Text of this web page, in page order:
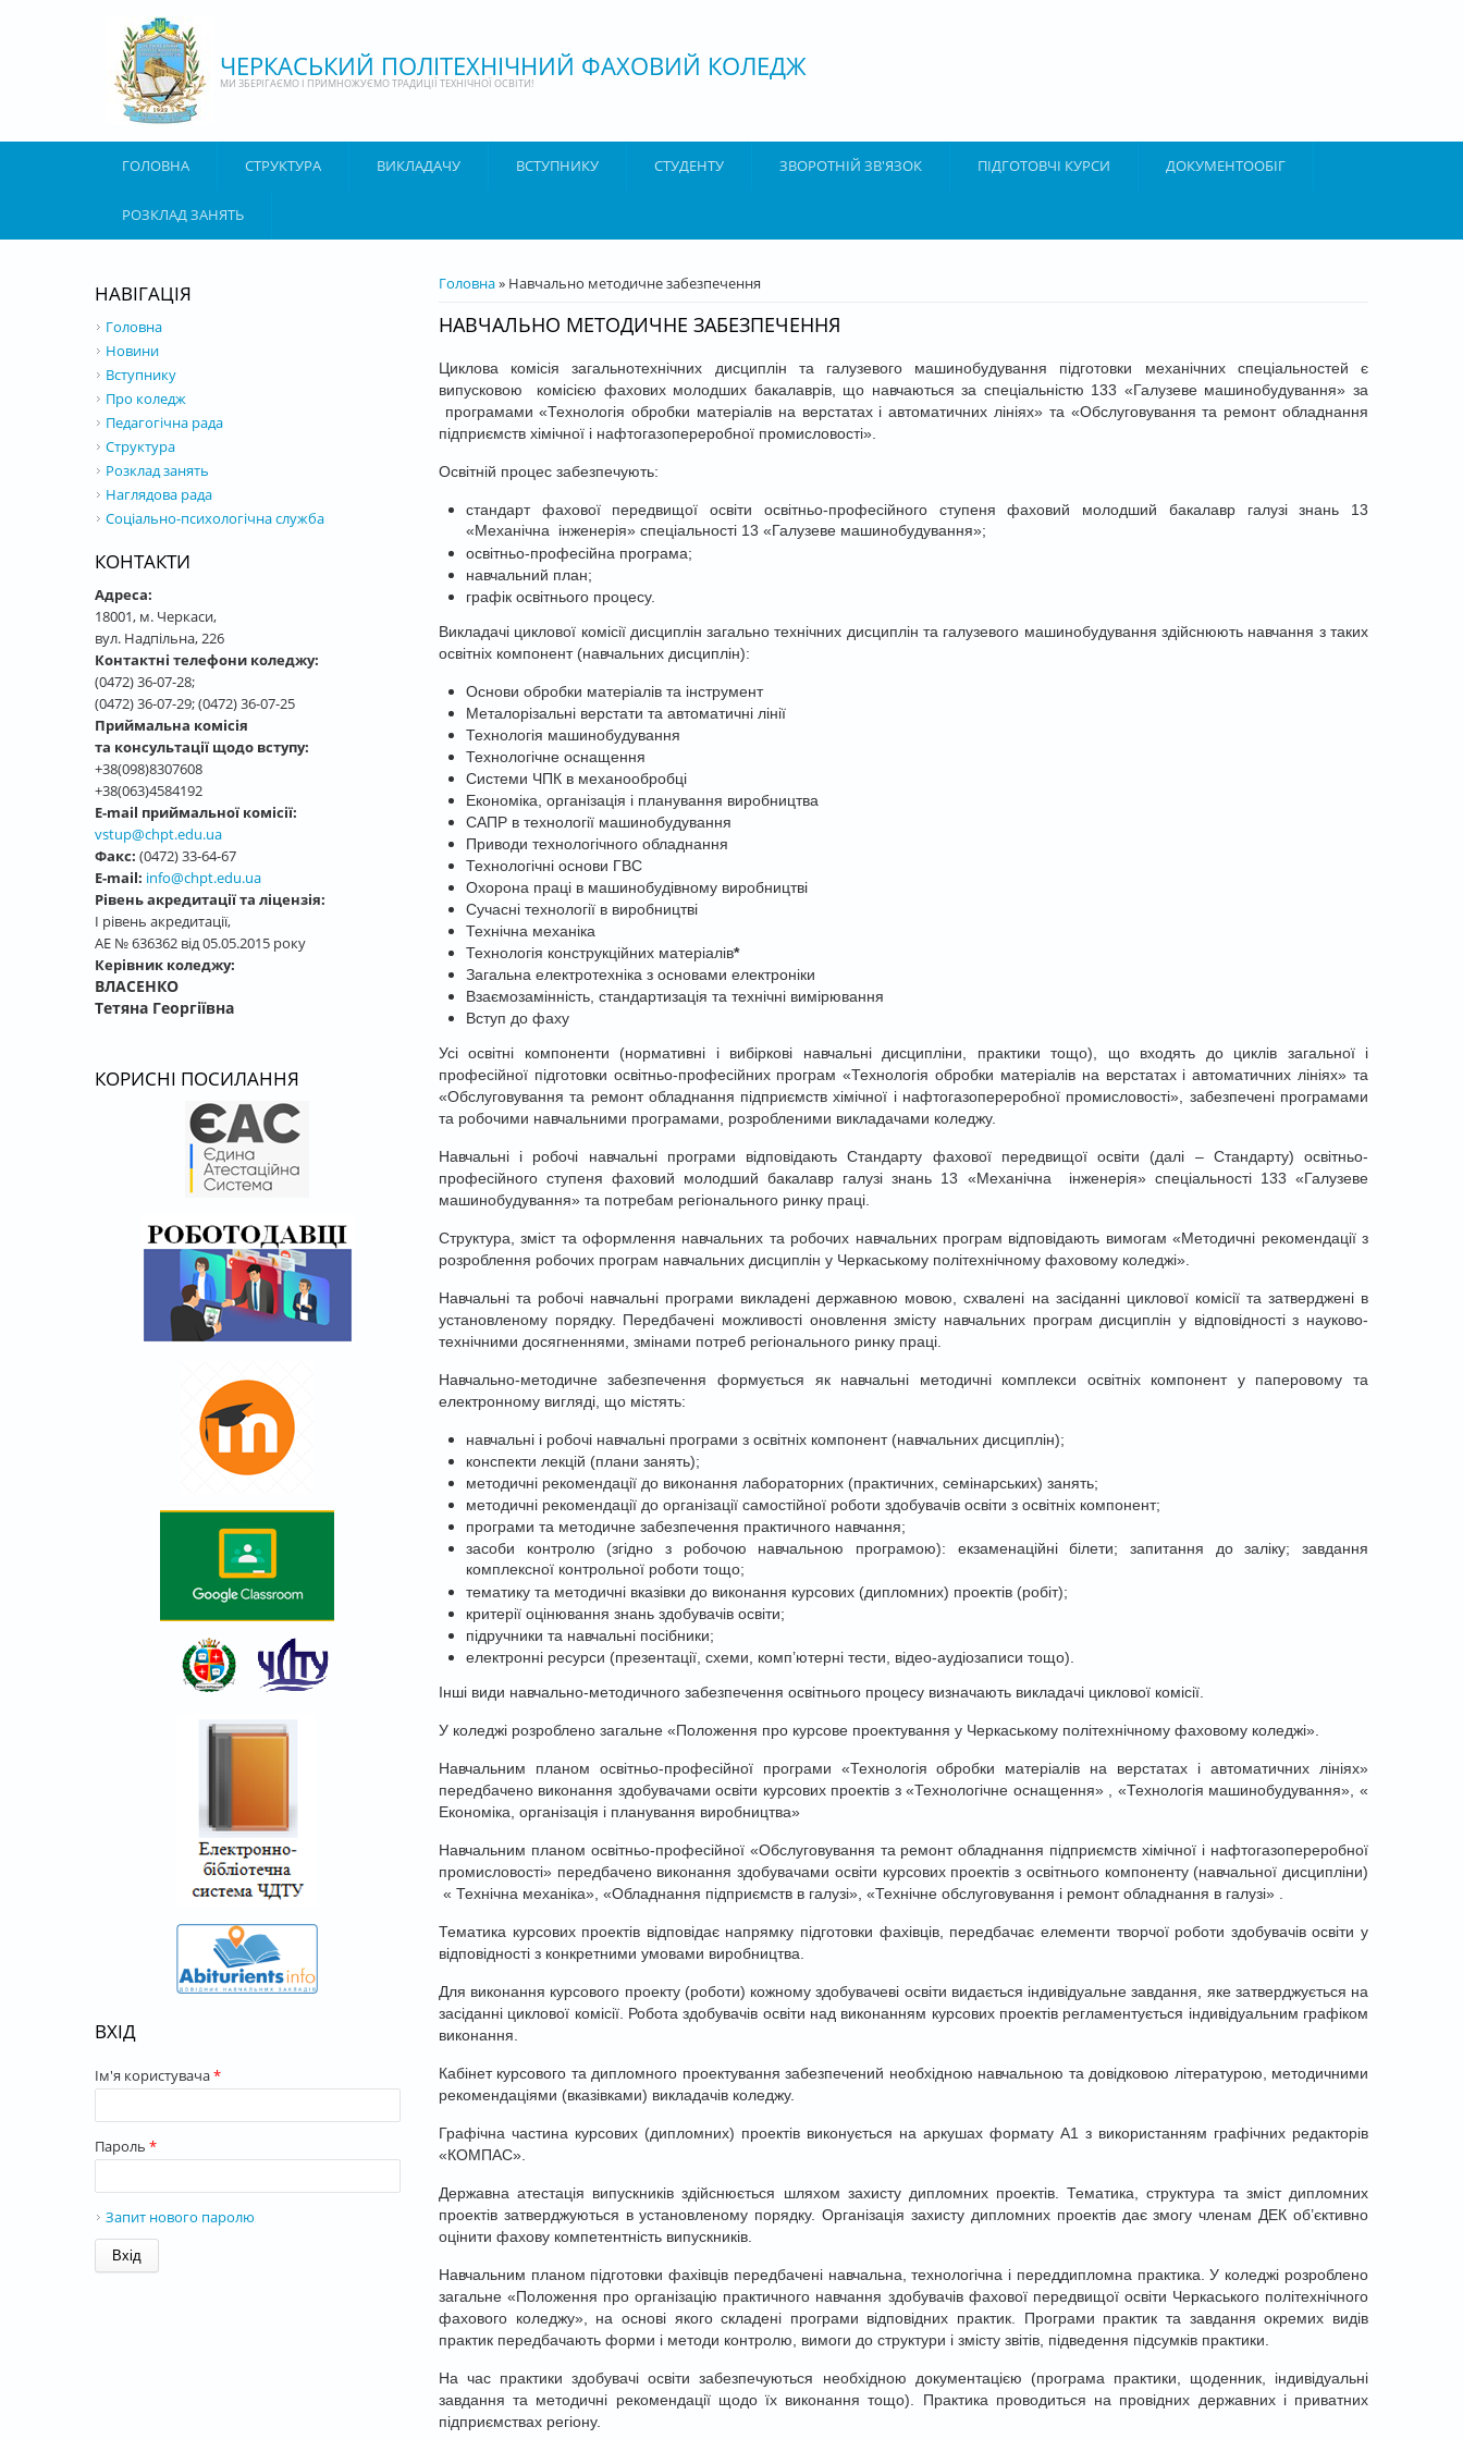
ЧЕРКАСЬКИЙ ПОЛІТЕХНІЧНИЙ ФАХОВИЙ КОЛЕДЖ
МИ ЗБЕРІГАЄМО І ПРИМНОЖУЄМО ТРАДИЦІЇ ТЕХНІЧНОЇ ОСВІТИ!
ГОЛОВНА СТРУКТУРА ВИКЛАДАЧУ ВСТУПНИКУ СТУДЕНТУ ЗВОРОТНІЙ ЗВ'ЯЗОК ПІДГОТОВЧІ КУРСИ ДОКУМЕНТООБІГ
РОЗКЛАД ЗАНЯТЬ
ВИ Є ТУТ
Головна» Навчально методичне забезпечення
НАВЧАЛЬНО МЕТОДИЧНЕ ЗАБЕЗПЕЧЕННЯ
Циклова комісія загальнотехнічних дисциплін та галузевого машинобудування підготовки механічних спеціальностей є
випусковою комісією фахових молодших бакалаврів, що навчаються за спеціальністю 133 «Галузеве машинобудування» за
програмами «Технологія обробки матеріалів на верстатах і автоматичних лініях» та «Обслуговування та ремонт обладнання
підприємств хімічної і нафтогазопереробної промисловості».
Освітній процес забезпечують:
стандарт фахової передвищої освіти освітньо-професійного ступеня фаховий молодший бакалавр галузі знань 13
«Механічна інженерія» спеціальності 13 «Галузеве машинобудування»;
освітньо-професійна програма;
навчальний план;
графік освітнього процесу.
Викладачі циклової комісії дисциплін загально технічних дисциплін та галузевого машинобудування здійснюють навчання з таких
освітніх компонент (навчальних дисциплін):
Основи обробки матеріалів та інструмент
Металорізальні верстати та автоматичні лінії
Технологія машинобудування
Технологічне оснащення
Системи ЧПК в механообробці
Економіка, організація і планування виробництва
САПР в технології машинобудування
Приводи технологічного обладнання
Технологічні основи ГВС
Охорона праці в машинобудівному виробництві
Сучасні технології в виробництві
Технічна механіка
Технологія конструкційних матеріалів*
Загальна електротехніка з основами електроніки
Взаємозамінність, стандартизація та технічні вимірювання
Вступ до фаху
Усі освітні компоненти (нормативні і вибіркові навчальні дисципліни, практики тощо), що входять до циклів загальної і
професійної підготовки освітньо-професійних програм «Технологія обробки матеріалів на верстатах і автоматичних лініях» та
«Обслуговування та ремонт обладнання підприємств хімічної і нафтогазопереробної промисловості», забезпечені програмами
та робочими навчальними програмами, розробленими викладачами коледжу.
Навчальні і робочі навчальні програми відповідають Стандарту фахової передвищої освіти (далі – Стандарту) освітньо-
професійного ступеня фаховий молодший бакалавр галузі знань 13 «Механічна інженерія» спеціальності 133 «Галузеве
машинобудування» та потребам регіонального ринку праці.
Структура, зміст та оформлення навчальних та робочих навчальних програм відповідають вимогам «Методичні рекомендації з
розроблення робочих програм навчальних дисциплін у Черкаському політехнічному фаховому коледжі».
Навчальні та робочі навчальні програми викладені державною мовою, схвалені на засіданні циклової комісії та затверджені в
установленому порядку. Передбачені можливості оновлення змісту навчальних програм дисциплін у відповідності з науково-
технічними досягненнями, змінами потреб регіонального ринку праці.
Навчально-методичне забезпечення формується як навчальні методичні комплекси освітніх компонент у паперовому та
електронному вигляді, що містять:
навчальні і робочі навчальні програми з освітніх компонент (навчальних дисциплін);
конспекти лекцій (плани занять);
методичні рекомендації до виконання лабораторних (практичних, семінарських) занять;
методичні рекомендації до організації самостійної роботи здобувачів освіти з освітніх компонент;
програми та методичне забезпечення практичного навчання;
засоби контролю (згідно з робочою навчальною програмою): екзаменаційні білети; запитання до заліку; завдання
комплексної контрольної роботи тощо;
тематику та методичні вказівки до виконання курсових (дипломних) проектів (робіт);
критерії оцінювання знань здобувачів освіти;
підручники та навчальні посібники;
електронні ресурси (презентації, схеми, комп’ютерні тести, відео-аудіозаписи тощо).
Інші види навчально-методичного забезпечення освітнього процесу визначають викладачі циклової комісії.
У коледжі розроблено загальне «Положення про курсове проектування у Черкаському політехнічному фаховому коледжі».
Навчальним планом освітньо-професійної програми «Технологія обробки матеріалів на верстатах і автоматичних лініях»
передбачено виконання здобувачами освіти курсових проектів з «Технологічне оснащення» , «Технологія машинобудування», «
Економіка, організація і планування виробництва»
Навчальним планом освітньо-професійної «Обслуговування та ремонт обладнання підприємств хімічної і нафтогазопереробної
промисловості» передбачено виконання здобувачами освіти курсових проектів з освітнього компоненту (навчальної дисципліни)
« Технічна механіка», «Обладнання підприємств в галузі», «Технічне обслуговування і ремонт обладнання в галузі» .
Тематика курсових проектів відповідає напрямку підготовки фахівців, передбачає елементи творчої роботи здобувачів освіти у
відповідності з конкретними умовами виробництва.
Для виконання курсового проекту (роботи) кожному здобувачеві освіти видається індивідуальне завдання, яке затверджується на
засіданні циклової комісії. Робота здобувачів освіти над виконанням курсових проектів регламентується індивідуальним графіком
виконання.
Кабінет курсового та дипломного проектування забезпечений необхідною навчальною та довідковою літературою, методичними
рекомендаціями (вказівками) викладачів коледжу.
Графічна частина курсових (дипломних) проектів виконується на аркушах формату А1 з використанням графічних редакторів
«КОМПАС».
Державна атестація випускників здійснюється шляхом захисту дипломних проектів. Тематика, структура та зміст дипломних
проектів затверджуються в установленому порядку. Організація захисту дипломних проектів дає змогу членам ДЕК об’єктивно
оцінити фахову компетентність випускників.
Навчальним планом підготовки фахівців передбачені навчальна, технологічна і переддипломна практика. У коледжі розроблено
загальне «Положення про організацію практичного навчання здобувачів фахової передвищої освіти Черкаського політехнічного
фахового коледжу», на основі якого складені програми відповідних практик. Програми практик та завдання окремих видів
практик передбачають форми і методи контролю, вимоги до структури і змісту звітів, підведення підсумків практики.
На час практики здобувачі освіти забезпечуються необхідною документацією (програма практики, щоденник, індивідуальні
завдання та методичні рекомендації щодо їх виконання тощо). Практика проводиться на провідних державних і приватних
підприємствах регіону.
НАВІГАЦІЯ
Головна
Новини
Вступнику
Про коледж
Педагогічна рада
Структура
Розклад занять
Наглядова рада
Соціально-психологічна служба
КОНТАКТИ
Адреса:
18001, м. Черкаси,
вул. Надпільна, 226
Контактні телефони коледжу:
(0472) 36-07-28;
(0472) 36-07-29; (0472) 36-07-25
Приймальна комісія
та консультації щодо вступу:
+38(098)8307608
+38(063)4584192
E-mail приймальної комісії:
vstup@chpt.edu.ua
Факс: (0472) 33-64-67
E-mail: info@chpt.edu.ua
Рівень акредитації та ліцензія:
І рівень акредитації,
АЕ № 636362 від 05.05.2015 року
Керівник коледжу:
ВЛАСЕНКО
Тетяна Георгіївна
КОРИСНІ ПОСИЛАННЯ
ВХІД
Ім'я користувача*
Пароль *
Запит нового паролю